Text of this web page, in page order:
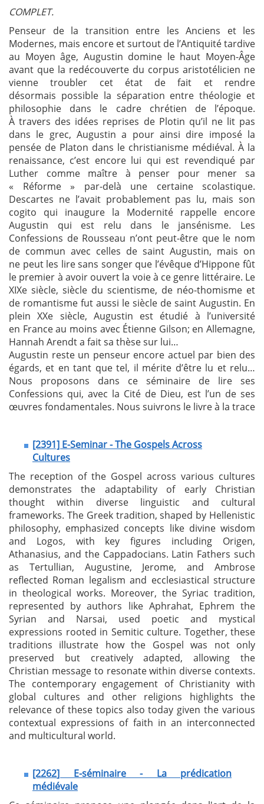
COMPLET.
Penseur de la transition entre les Anciens et les
Modernes, mais encore et surtout de l’Antiquité tardive
au Moyen âge, Augustin domine le haut Moyen-Âge
avant que la redécouverte du corpus aristotélicien ne
vienne troubler cet état de fait et rendre
désormais possible la séparation entre théologie et
philosophie dans le cadre chrétien de l’époque.
À travers des idées reprises de Plotin qu’il ne lit pas
dans le grec, Augustin a pour ainsi dire imposé la
pensée de Platon dans le christianisme médiéval. À la
renaissance, c’est encore lui qui est revendiqué par
Luther comme maître à penser pour mener sa
« Réforme » par-delà une certaine scolastique.
Descartes ne l’avait probablement pas lu, mais son
cogito qui inaugure la Modernité rappelle encore
Augustin qui est relu dans le jansénisme. Les
Confessions de Rousseau n’ont peut-être que le nom
de commun avec celles de saint Augustin, mais on
ne peut les lire sans songer que l’évêque d’Hippone fût
le premier à avoir ouvert la voie à ce genre littéraire. Le
XIXe siècle, siècle du scientisme, de néo-thomisme et
de romantisme fut aussi le siècle de saint Augustin. En
plein XXe siècle, Augustin est étudié à l’université
en France au moins avec Étienne Gilson; en Allemagne,
Hannah Arendt a fait sa thèse sur lui…
Augustin reste un penseur encore actuel par bien des
égards, et en tant que tel, il mérite d’être lu et relu…
Nous proposons dans ce séminaire de lire ses
Confessions qui, avec la Cité de Dieu, est l’un de ses
œuvres fondamentales. Nous suivrons le livre à la trace
[2391] E-Seminar - The Gospels Across
Cultures
The reception of the Gospel across various cultures
demonstrates the adaptability of early Christian
thought within diverse linguistic and cultural
frameworks. The Greek tradition, shaped by Hellenistic
philosophy, emphasized concepts like divine wisdom
and Logos, with key figures including Origen,
Athanasius, and the Cappadocians. Latin Fathers such
as Tertullian, Augustine, Jerome, and Ambrose
reflected Roman legalism and ecclesiastical structure
in theological works. Moreover, the Syriac tradition,
represented by authors like Aphrahat, Ephrem the
Syrian and Narsai, used poetic and mystical
expressions rooted in Semitic culture. Together, these
traditions illustrate how the Gospel was not only
preserved but creatively adapted, allowing the
Christian message to resonate within diverse contexts.
The contemporary engagement of Christianity with
global cultures and other religions highlights the
relevance of these topics also today given the various
contextual expressions of faith in an interconnected
and multicultural world.
[2262] E-séminaire - La prédication
médiévale